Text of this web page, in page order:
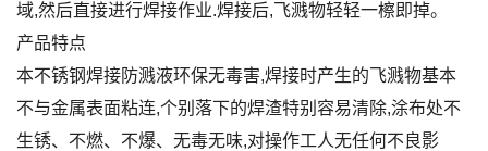
域,然后直接进行焊接作业.焊接后,飞溅物轻轻一檫即掉。
产品特点
本不锈钢焊接防溅液环保无毒害,焊接时产生的飞溅物基本
不与金属表面粘连,个别落下的焊渣特别容易清除,涂布处不
生锈、不燃、不爆、无毒无味,对操作工人无任何不良影